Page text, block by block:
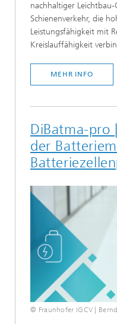
nachhaltiger
Schienenverkehr, die
Leistungsfähigkeit mit
Kreislauffähigkeit
MEHR INFO
DiBatma-pro
der
© Fraunhofer IGCV |